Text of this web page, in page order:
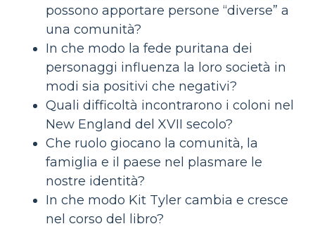
possono apportare persone “diverse” a
una comunità?
In che modo la fede puritana dei
personaggi influenza la loro società in
modi sia positivi che negativi?
Quali difficoltà incontrarono i coloni nel
New England del XVII secolo?
Che ruolo giocano la comunità, la
famiglia e il paese nel plasmare le
nostre identità?
In che modo Kit Tyler cambia e cresce
nel corso del libro?